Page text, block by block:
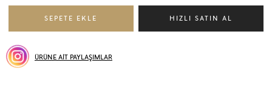
ÜRÜNE AİT PAYLAŞIMLAR